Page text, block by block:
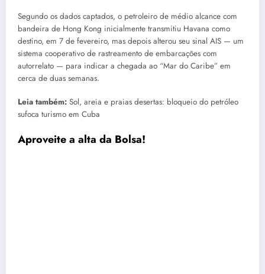
Segundo os dados captados, o petroleiro de médio alcance com
bandeira de Hong Kong inicialmente transmitiu Havana como
destino, em 7 de fevereiro, mas depois alterou seu sinal AIS — um
sistema cooperativo de rastreamento de embarcações com
autorrelato — para indicar a chegada ao “Mar do Caribe” em
cerca de duas semanas.
Leia também: Sol, areia e praias desertas: bloqueio do petróleo
sufoca turismo em Cuba
Aproveite a alta da Bolsa!